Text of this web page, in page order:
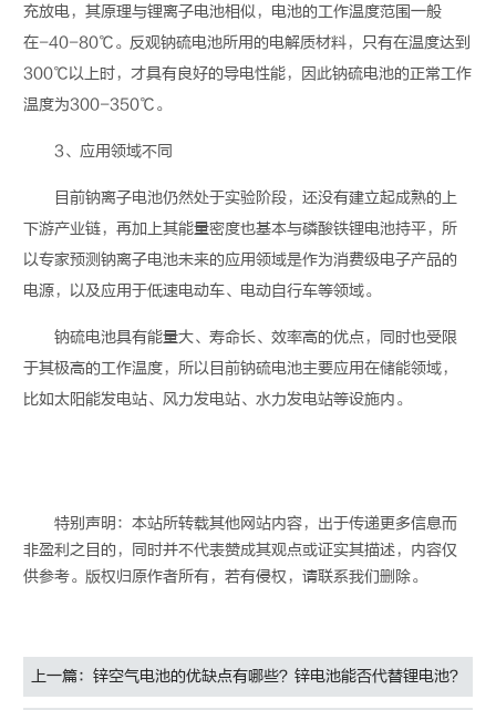
充放电，其原理与锂离子电池相似，电池的工作温度范围一般
在-40-80℃。反观钠硫电池所用的电解质材料，只有在温度达到
300℃以上时，才具有良好的导电性能，因此钠硫电池的正常工作
温度为300-350℃。
3、应用领域不同
目前钠离子电池仍然处于实验阶段，还没有建立起成熟的上
下游产业链，再加上其能量密度也基本与磷酸铁锂电池持平，所
以专家预测钠离子电池未来的应用领域是作为消费级电子产品的
电源，以及应用于低速电动车、电动自行车等领域。
钠硫电池具有能量大、寿命长、效率高的优点，同时也受限
于其极高的工作温度，所以目前钠硫电池主要应用在储能领域，
比如太阳能发电站、风力发电站、水力发电站等设施内。
特别声明：本站所转载其他网站内容，出于传递更多信息而
非盈利之目的，同时并不代表赞成其观点或证实其描述，内容仅
供参考。版权归原作者所有，若有侵权，请联系我们删除。
上一篇：锌空气电池的优缺点有哪些？锌电池能否代替锂电池？